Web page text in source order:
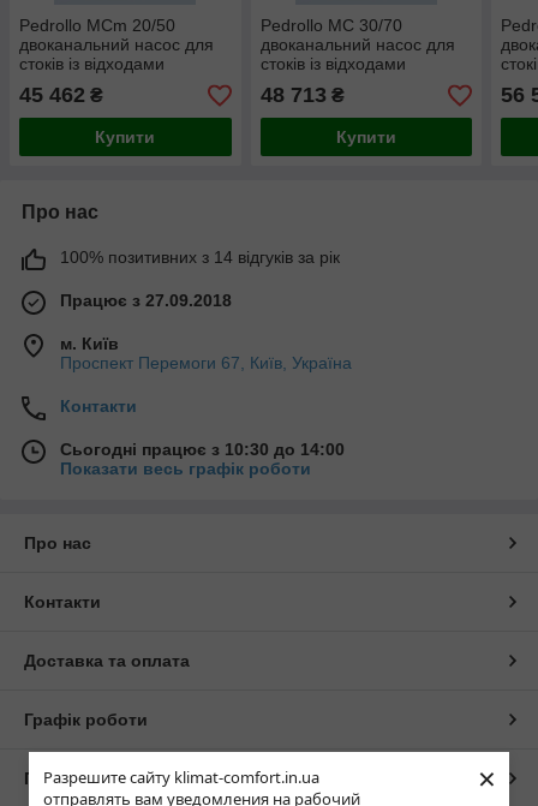
Разрешите сайту klimat-comfort.in.ua
отправлять вам уведомления на рабочий
×
Pedrollo MCm 20/50
двоканальний насос для
стоків із відходами
45 462 ₴
Купити
Pedrollo MC 30/70
двоканальний насос для
стоків із відходами
48 713 ₴
Купити
56
Про нас
100% позитивних з 14 відгуків за рік
Працює з 27.09.2018
м. Київ
Проспект Перемоги 67, Київ, Україна
Контакти
Сьогодні працює з 10:30 до 14:00
Показати весь графік роботи
Про нас
Контакти
Доставка та оплата
Графік роботи
Повна версія сайту